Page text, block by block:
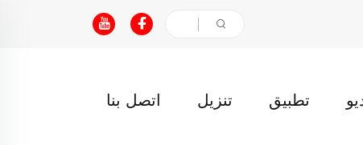
تطبيق تنزيل اتصل بنا